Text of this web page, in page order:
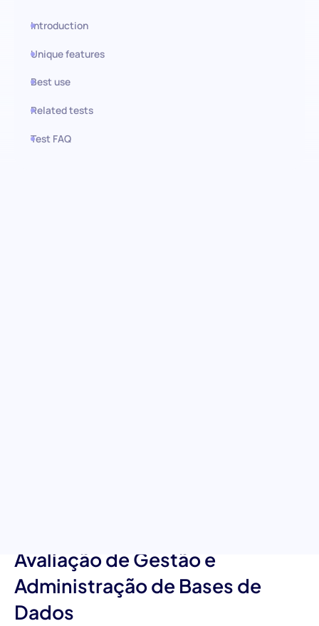
Introduction
Unique features
Best use
Related tests
Test FAQ
Avaliação de Gestão e
Administração de Bases de
Dados